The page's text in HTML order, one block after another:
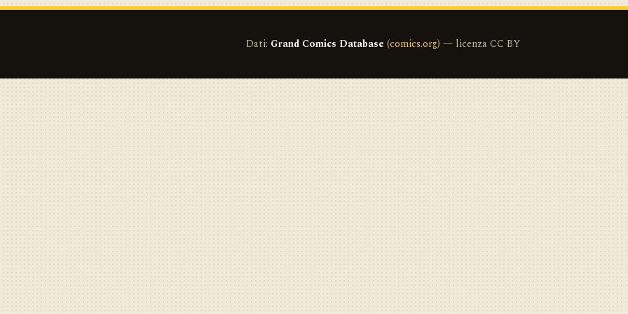
Dati: Grand Comics Database (comics.org) — licenza CC BY